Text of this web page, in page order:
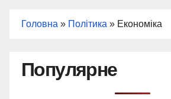
Головна » Політика » Економіка
Популярне